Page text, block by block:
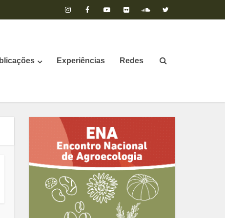
Experiências Redes